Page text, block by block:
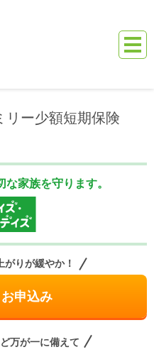
保険比較 保険会社からペット保険
リー少額短期保険
家族を守ります。
りが緩やか！
申込み
万が一に備えて